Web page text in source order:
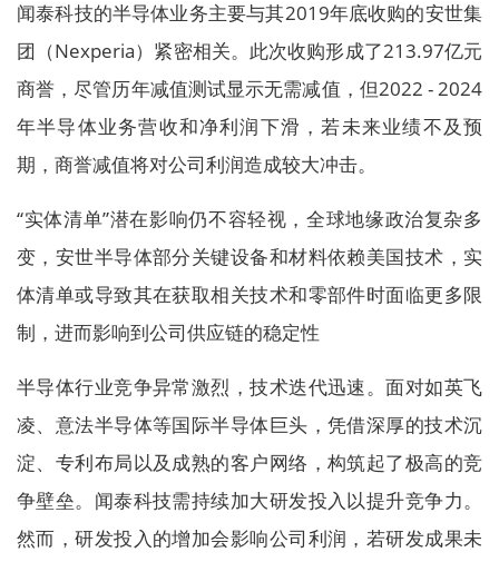
闻泰科技的半导体业务主要与其2019年底收购的安世集
团（Nexperia）紧密相关。此次收购形成了213.97亿元
商誉，尽管历年减值测试显示无需减值，但2022 - 2024
年半导体业务营收和净利润下滑，若未来业绩不及预
期，商誉减值将对公司利润造成较大冲击。
“实体清单”潜在影响仍不容轻视，全球地缘政治复杂多
变，安世半导体部分关键设备和材料依赖美国技术，实
体清单或导致其在获取相关技术和零部件时面临更多限
制，进而影响到公司供应链的稳定性
半导体行业竞争异常激烈，技术迭代迅速。面对如英飞
凌、意法半导体等国际半导体巨头，凭借深厚的技术沉
淀、专利布局以及成熟的客户网络，构筑起了极高的竞
争壁垒。闻泰科技需持续加大研发投入以提升竞争力。
然而，研发投入的增加会影响公司利润，若研发成果未